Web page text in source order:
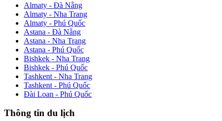
Almaty - Đà Nẵng
Almaty - Nha Trang
Almaty - Phú Quốc
Astana - Đà Nẵng
Astana - Nha Trang
Astana - Phú Quốc
Bishkek - Nha Trang
Bishkek - Phú Quốc
Tashkent - Nha Trang
Tashkent - Phú Quốc
Đài Loan - Phú Quốc
Thông tin du lịch